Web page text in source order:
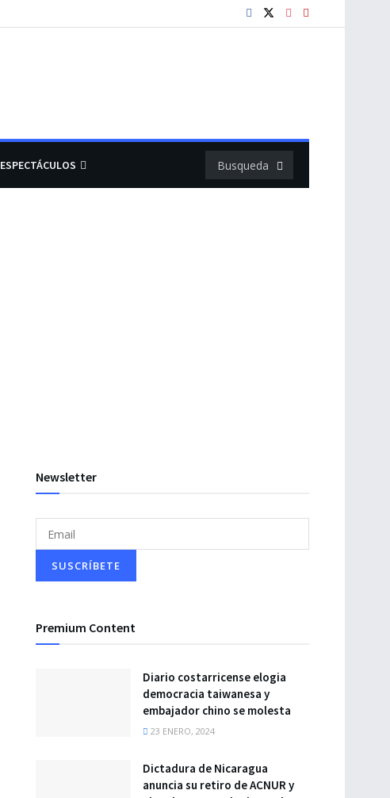
ESPECTÁCULOS
Newsletter
Premium Content
Diario costarricense elogia
democracia taiwanesa y
embajador chino se molesta
23 ENERO, 2024
Dictadura de Nicaragua
anuncia su retiro de ACNUR y